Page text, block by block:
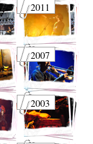
2011
2007
2003